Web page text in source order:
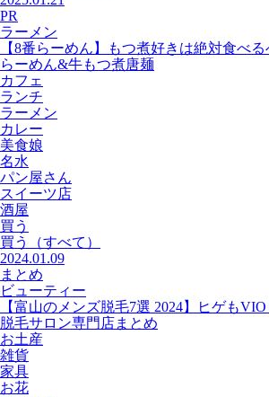
PR
ラーメン
【8番らーめん】もつ煮好きは絶対食べ
らーめん&牛もつ煮唐麺
カフェ
ランチ
ラーメン
カレー
美食娘
名水
パン屋さん
スイーツ店
酒屋
買う
買う
（すべて）
2024.01.09
まとめ
ビューティー
【富山のメンズ脱毛7選 2024】ヒゲも
脱毛サロン専門店まとめ
お土産
雑貨
家具
お花